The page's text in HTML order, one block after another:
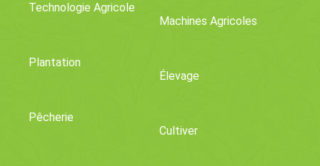
Technologie Agricole
Machines Agricoles
Plantation
Élevage
Pêcherie
Cultiver